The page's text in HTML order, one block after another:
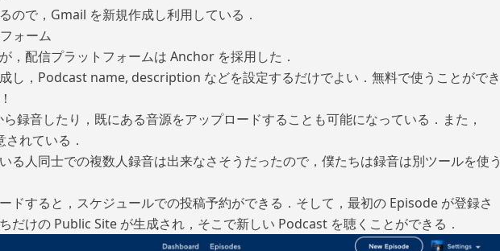
ので，Gmail を新規作成し利用している．
ォーム
，配信プラットフォームは Anchor を採用した．
し，Podcast name, description などを設定するだけでよい．無料で使うことができ
録音したり，既にある音源をアップロードすることも可能になっている．また，
れている．
る人同士での複数人録音は出来なさそうだったので，僕たちは録音は別ツールを使う
ドすると，スケジュールでの投稿予約ができる．そして，最初の Episode が登録さ
だけの Public Site が生成され，そこで新しい Podcast を聴くことができる．